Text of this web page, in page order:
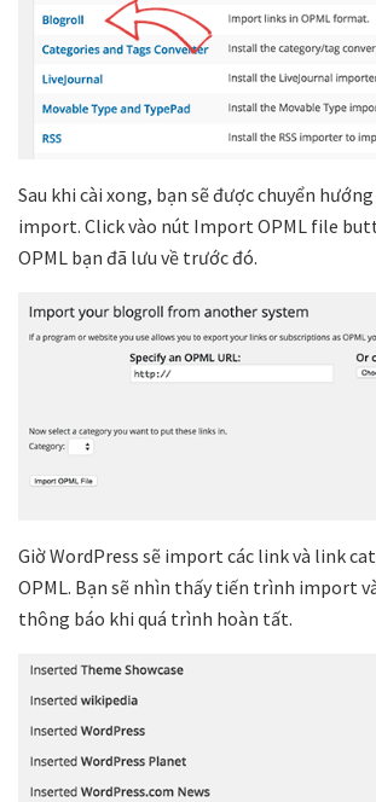
Sau khi cài xong, bạn sẽ được chuyển
import. Click vào nút Import OPML file
OPML bạn đã lưu về trước đó.
Giờ WordPress sẽ import các link và link
OPML. Bạn sẽ nhìn thấy tiến trình import
thông báo khi quá trình hoàn tất.